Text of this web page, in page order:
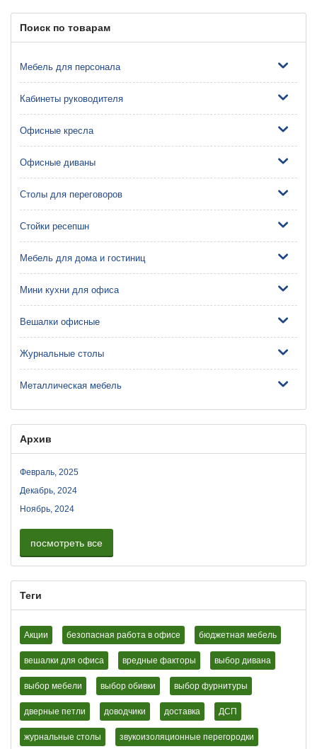
Поиск по товарам
Мебель для персонала
Кабинеты руководителя
Офисные кресла
Офисные диваны
Столы для переговоров
Стойки ресепшн
Мебель для дома и гостиниц
Мини кухни для офиса
Вешалки офисные
Журнальные столы
Металлическая мебель
Архив
Февраль, 2025
Декабрь, 2024
Ноябрь, 2024
посмотреть все
Теги
Акции безопасная работа в офисе бюджетная мебель
вешалки для офиса вредные факторы выбор дивана
выбор мебели выбор обивки выбор фурнитуры
дверные петли доводчики доставка ДСП
журнальные столы звукоизоляционные перегородки